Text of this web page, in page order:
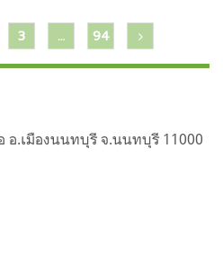
3 … 94
อ.เมืองนนทบุรี จ.นนทบุรี 11000